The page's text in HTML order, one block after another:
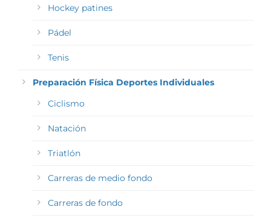
Hockey patines
Pádel
Tenis
Preparación Física Deportes Individuales
Ciclismo
Natación
Triatlón
Carreras de medio fondo
Carreras de fondo